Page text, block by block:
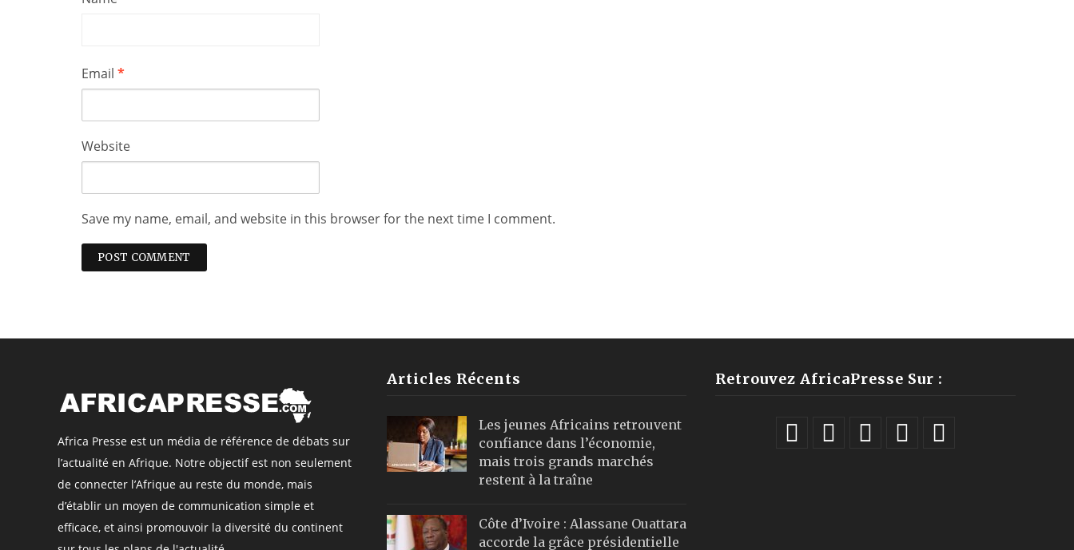
Email *
Website
Save my name, email, and website in this browser for the next time I comment.
Africa Presse est un média de référence de débats sur
l’actualité en Afrique. Notre objectif est non seulement
de connecter l’Afrique au reste du monde, mais
d’établir un moyen de communication simple et
efficace, et ainsi promouvoir la diversité du continent
Articles Récents
Les jeunes Africains retrouvent
confiance dans l’économie,
mais trois grands marchés
restent à la traîne
Côte d’Ivoire : Alassane Ouattara
accorde la grâce présidentielle
Retrouvez AfricaPresse Sur :